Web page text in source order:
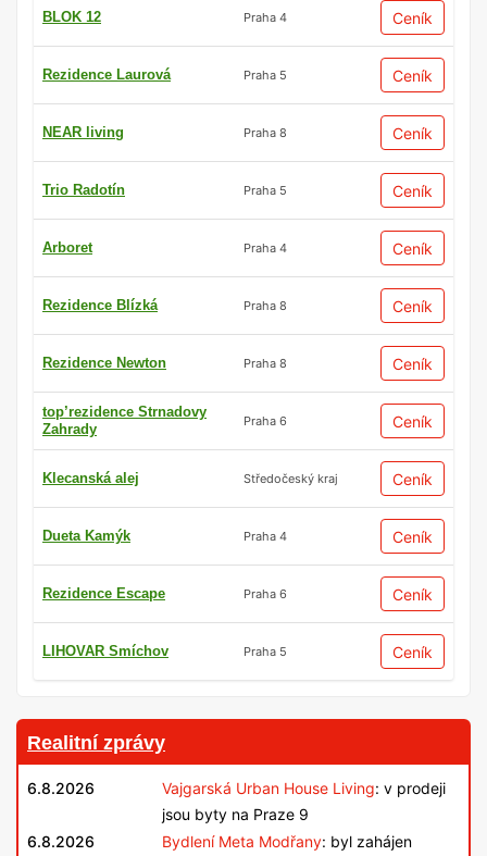
BLOK 12 Praha 4 Ceník
Rezidence Laurová Praha 5 Ceník
NEAR living Praha 8 Ceník
Trio Radotín Praha 5 Ceník
Arboret Praha 4 Ceník
Rezidence Blízká Praha 8 Ceník
Rezidence Newton Praha 8 Ceník
top’rezidence Strnadovy
Zahrady
Praha 6 Ceník
Klecanská alej Středočeský kraj Ceník
Dueta Kamýk Praha 4 Ceník
Rezidence Escape Praha 6 Ceník
LIHOVAR Smíchov Praha 5 Ceník
Realitní zprávy
6.8.2026 Vajgarská Urban House Living: v prodeji
jsou byty na Praze 9
6.8.2026
Bydlení Meta Modřany: byl zahájen